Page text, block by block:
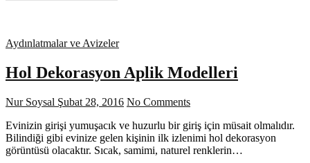
Aydınlatmalar ve Avizeler
Hol Dekorasyon Aplik Modelleri
Nur Soysal Şubat 28, 2016 No Comments
Evinizin girişi yumuşacık ve huzurlu bir giriş için müsait olmalıdır.
Bilindiği gibi evinize gelen kişinin ilk izlenimi hol dekorasyon
görüntüsü olacaktır. Sıcak, samimi, naturel renklerin…